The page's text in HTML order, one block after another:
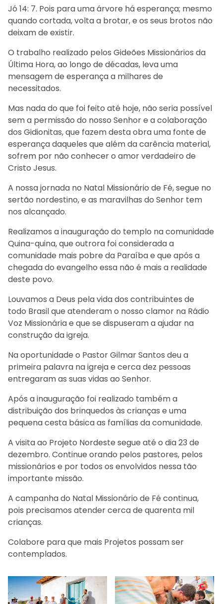
Jó 14: 7. Pois para uma árvore há esperança; mesmo
quando cortada, volta a brotar, e os seus brotos não
deixam de existir.
O trabalho realizado pelos Gideões Missionários da
Última Hora, ao longo de décadas, leva uma
mensagem de esperança a milhares de
necessitados.
Mas nada do que foi feito até hoje, não seria possível
sem a permissão do nosso Senhor e a colaboração
dos Gidionitas, que fazem desta obra uma fonte de
esperança daqueles que além da carência material,
sofrem por não conhecer o amor verdadeiro de
Cristo Jesus.
A nossa jornada no Natal Missionário de Fé, segue no
sertão nordestino, e as maravilhas do Senhor tem
nos alcançado.
Realizamos a inauguração do templo na comunidade
Quina-quina, que outrora foi considerada a
comunidade mais pobre da Paraíba e que após a
chegada do evangelho essa não é mais a realidade
deste povo.
Louvamos a Deus pela vida dos contribuintes de
todo Brasil que atenderam o nosso clamor na Rádio
Voz Missionária e que se dispuseram a ajudar na
construção da igreja.
Na oportunidade o Pastor Gilmar Santos deu a
primeira palavra na igreja e cerca dez pessoas
entregaram as suas vidas ao Senhor.
Após a inauguração foi realizado também a
distribuição dos brinquedos às crianças e uma
pequena cesta básica as famílias da comunidade.
A visita ao Projeto Nordeste segue até o dia 23 de
dezembro. Continue orando pelos pastores, pelos
missionários e por todos os envolvidos nessa tão
importante missão.
A campanha do Natal Missionário de Fé continua,
pois precisamos atender cerca de quarenta mil
crianças.
Colabore para que mais Projetos possam ser
contemplados.